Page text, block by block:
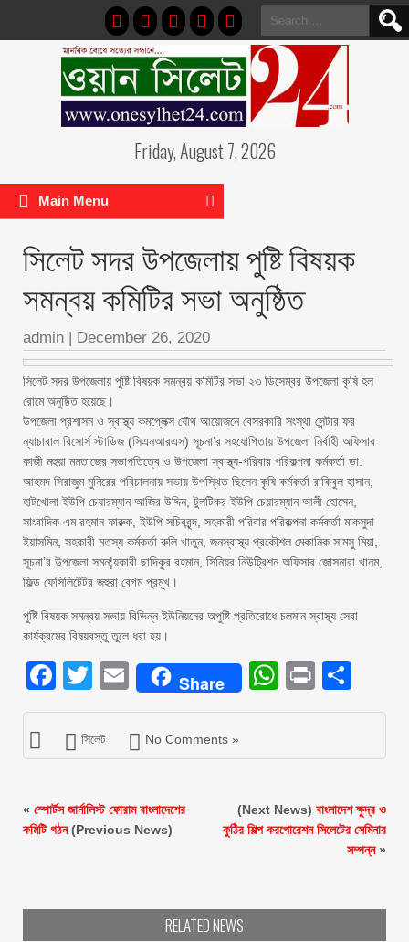
Search
for:
Friday, August 7, 2026
Main Menu
সিলেট সদর উপজেলায় পুষ্টি বিষয়ক
সমন্বয় কমিটির সভা অনুষ্ঠিত
admin | December 26, 2020
সিলেট সদর উপজেলায় পুষ্টি বিষয়ক সমন্বয় কমিটির সভা ২৩ ডিসেম্বর উপজেলা কৃষি হল
রোমে অনুষ্ঠিত হয়েছে।
উপজেলা প্রশাসন ও স্বাস্থ্য কমপ্লেক্স যৌথ আয়োজনে বেসরকারি সংস্থা সেন্টার ফর
ন্যাচারাল রিসোর্স স্টাডিজ (সিএনআরএস) সূচনা’র সহযোগিতায় উপজেলা নির্বাহী অফিসার
কাজী মহুয়া মমতাজের সভাপতিত্বে ও উপজেলা স্বাস্থ্য-পরিবার পরিকল্পনা কর্মকর্তা ডা:
আহমদ সিরাজুম মুনিরের পরিচালনায় সভায় উপস্থিত ছিলেন কৃষি কর্মকর্তা রাকিবুল হাসান,
হাটখোলা ইউপি চেয়ারম্যান আজির উদ্দিন, টুলটিকর ইউপি চেয়ারম্যান আলী হোসেন,
সাংবাদিক এম রহমান ফারুক, ইউপি সচিববৃন্দ, সহকারী পরিবার পরিকল্পনা কর্মকর্তা মাকসুদা
ইয়াসমিন, সহকারী মতস্য কর্মকর্তা রুলি খাতুন, জনস্বাস্থ্য প্রকৌশল মেকানিক সামসু মিয়া,
সূচনা’র উপজেলা সমন¦য়কারী ছাদিকুর রহমান, সিনিয়র নিউট্রিশন অফিসার জোসনারা খানম,
ফিল্ড ফেসিলিটেটর জহুরা বেগম প্রমূখ।
পুষ্টি বিষয়ক সমন্বয় সভায় বিভিন্ন ইউনিয়নের অপুষ্টি প্রতিরোধে চলমান স্বাস্থ্য সেবা
কার্যক্রমের বিষয়বস্তু তুলে ধরা হয়।
Facebook
Twitter
EmailShare Print
সিলেট No Comments »
« স্পোর্টস জার্নালিস্ট ফোরাম বাংলাদেশের
কমিটি গঠন(Previous News)
(Next News) বাংলাদেশ ক্ষুদ্র ও
কুঠির শিল্প করপোরেশন সিলেটের সেমিনার
সম্পন্ন»
RELATED NEWS